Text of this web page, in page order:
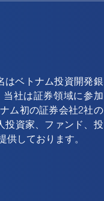
はベトナム投資開発銀
社は証券領域に参加
ム初の証券会社2社の
投資家、ファンド、投
供しております。